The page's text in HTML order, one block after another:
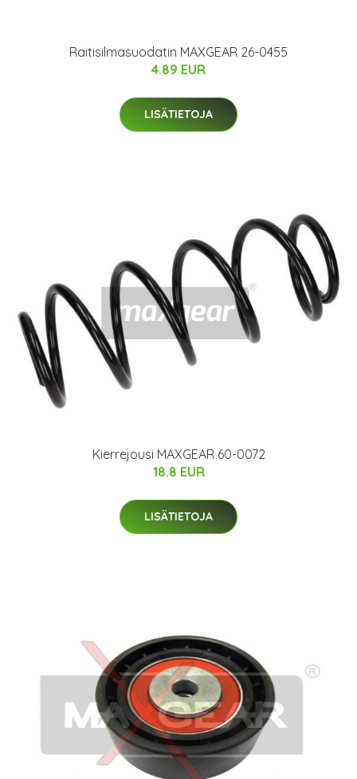
Raitisilmasuodatin MAXGEAR 26-0455
4.89 EUR
LISÄTIETOJA
Kierrejousi MAXGEAR 60-0072
18.8 EUR
LISÄTIETOJA